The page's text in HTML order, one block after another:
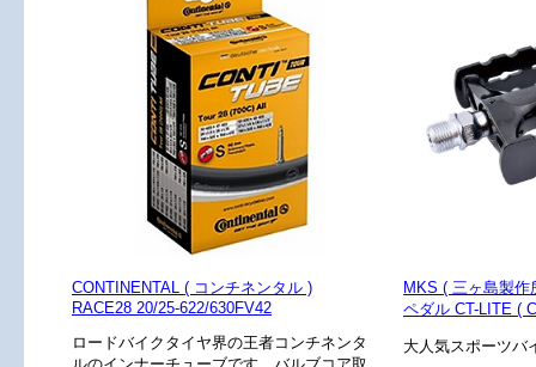
CONTINENTAL ( コンチネンタル )
RACE28 20/25-622/630FV42
ロードバイクタイヤ界の王者コンチネンタ
MKS ( 三ヶ島製作
ペダル CT-LITE (
大人気スポーツバ